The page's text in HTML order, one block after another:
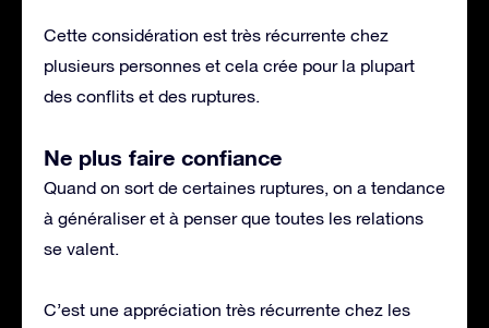
Cette considération est très récurrente chez
plusieurs personnes et cela crée pour la plupart
des conflits et des ruptures.
Ne plus faire confiance
Quand on sort de certaines ruptures, on a tendance
à généraliser et à penser que toutes les relations
se valent.
C’est une appréciation très récurrente chez les